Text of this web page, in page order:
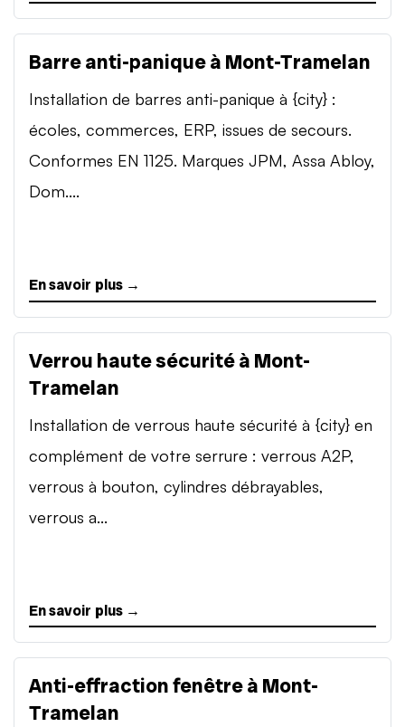
Barre anti-panique à Mont-Tramelan
Installation de barres anti-panique à {city} :
écoles, commerces, ERP, issues de secours.
Conformes EN 1125. Marques JPM, Assa Abloy,
Dom....
En savoir plus →
Verrou haute sécurité à Mont-
Tramelan
Installation de verrous haute sécurité à {city} en
complément de votre serrure : verrous A2P,
verrous à bouton, cylindres débrayables,
verrous a...
En savoir plus →
Anti-effraction fenêtre à Mont-
Tramelan